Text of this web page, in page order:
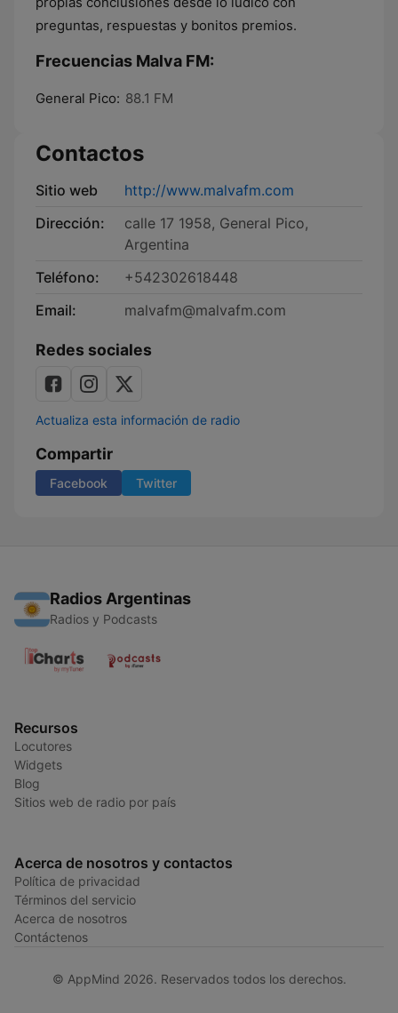
preguntas, respuestas y bonitos premios.
Frecuencias Malva FM:
General Pico: 88.1 FM
Contactos
Sitio web
http://www.malvafm.com
Dirección:
calle 17 1958, General Pico,
Argentina
Teléfono:
+542302618448
Email:
malvafm@malvafm.com
Redes sociales
Actualiza esta información de radio
Compartir
Facebook Twitter
Radios Argentinas
Radios y Podcasts
Recursos
Locutores
Widgets
Blog
Sitios web de radio por país
Acerca de nosotros y contactos
Política de privacidad
Términos del servicio
Acerca de nosotros
Contáctenos
© AppMind 2026. Reservados todos los derechos.